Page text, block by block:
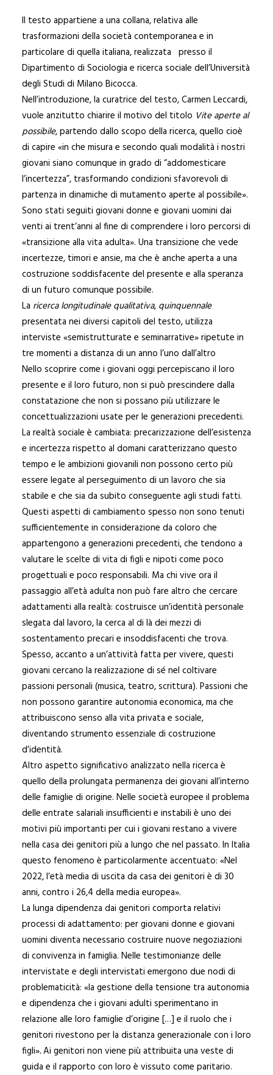
Il testo appartiene a una collana, relativa alle
trasformazioni della società contemporanea e in
particolare di quella italiana, realizzata presso il
Dipartimento di Sociologia e ricerca sociale dell’Università
degli Studi di Milano Bicocca.
Nell’introduzione, la curatrice del testo, Carmen Leccardi,
vuole anzitutto chiarire il motivo del titolo Vite aperte al
possibile, partendo dallo scopo della ricerca, quello cioè
di capire «in che misura e secondo quali modalità i nostri
giovani siano comunque in grado di “addomesticare
l’incertezza”, trasformando condizioni sfavorevoli di
partenza in dinamiche di mutamento aperte al possibile».
Sono stati seguiti giovani donne e giovani uomini dai
venti ai trent’anni al fine di comprendere i loro percorsi di
«transizione alla vita adulta». Una transizione che vede
incertezze, timori e ansie, ma che è anche aperta a una
costruzione soddisfacente del presente e alla speranza
di un futuro comunque possibile.
La ricerca longitudinale qualitativa, quinquennale
presentata nei diversi capitoli del testo, utilizza
interviste «semistrutturate e seminarrative» ripetute in
tre momenti a distanza di un anno l’uno dall’altro
Nello scoprire come i giovani oggi percepiscano il loro
presente e il loro futuro, non si può prescindere dalla
constatazione che non si possano più utilizzare le
concettualizzazioni usate per le generazioni precedenti.
La realtà sociale è cambiata: precarizzazione dell’esistenza
e incertezza rispetto al domani caratterizzano questo
tempo e le ambizioni giovanili non possono certo più
essere legate al perseguimento di un lavoro che sia
stabile e che sia da subito conseguente agli studi fatti.
Questi aspetti di cambiamento spesso non sono tenuti
sufficientemente in considerazione da coloro che
appartengono a generazioni precedenti, che tendono a
valutare le scelte di vita di figli e nipoti come poco
progettuali e poco responsabili. Ma chi vive ora il
passaggio all’età adulta non può fare altro che cercare
adattamenti alla realtà: costruisce un’identità personale
slegata dal lavoro, la cerca al di là dei mezzi di
sostentamento precari e insoddisfacenti che trova.
Spesso, accanto a un’attività fatta per vivere, questi
giovani cercano la realizzazione di sé nel coltivare
passioni personali (musica, teatro, scrittura). Passioni che
non possono garantire autonomia economica, ma che
attribuiscono senso alla vita privata e sociale,
diventando strumento essenziale di costruzione
d’identità.
Altro aspetto significativo analizzato nella ricerca è
quello della prolungata permanenza dei giovani all’interno
delle famiglie di origine. Nelle società europee il problema
delle entrate salariali insufficienti e instabili è uno dei
motivi più importanti per cui i giovani restano a vivere
nella casa dei genitori più a lungo che nel passato. In Italia
questo fenomeno è particolarmente accentuato: «Nel
2022, l’età media di uscita da casa dei genitori è di 30
anni, contro i 26,4 della media europea».
La lunga dipendenza dai genitori comporta relativi
processi di adattamento: per giovani donne e giovani
uomini diventa necessario costruire nuove negoziazioni
di convivenza in famiglia. Nelle testimonianze delle
intervistate e degli intervistati emergono due nodi di
problematicità: «la gestione della tensione tra autonomia
e dipendenza che i giovani adulti sperimentano in
relazione alle loro famiglie d’origine […] e il ruolo che i
genitori rivestono per la distanza generazionale con i loro
figli».Ai genitori non viene più attribuita una veste di
guida e il rapporto con loro è vissuto come paritario.